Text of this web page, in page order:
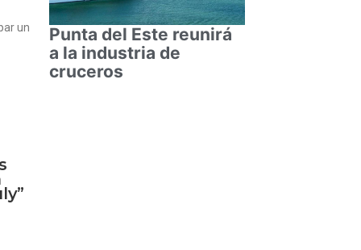
un
Punta del Este reunirá
a la industria de
cruceros